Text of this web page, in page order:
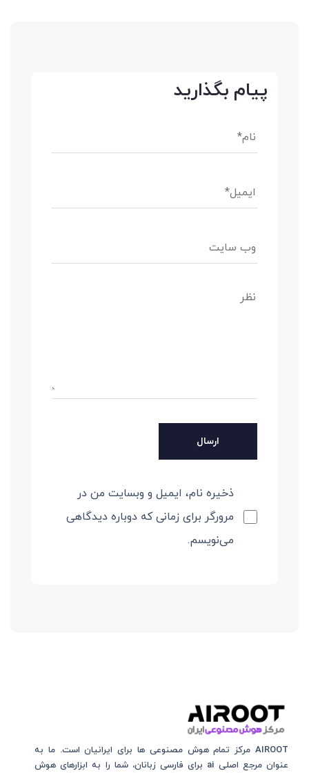
پیام بگذارید
ذخیره نام، ایمیل و وبسایت من در
مرورگر برای زمانی که دوباره دیدگاهی
می‌نویسم.
AIROOT مرکز تمام هوش مصنوعی‌‌‌ ها برای ایرانیان است. ما به
عنوان مرجع اصلی ai برای فارسی زبانان، شما را به ابزارهای هوش